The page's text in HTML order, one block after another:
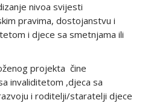
nivoa svijesti
pravima, dostojanstvu i
i djece sa smetnjama ili
projekta čine
invaliditetom ,djeca sa
i roditelji/staratelji djece